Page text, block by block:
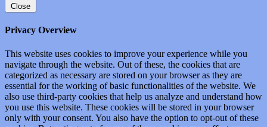
Close
Privacy Overview
This website uses cookies to improve your experience while you
navigate through the website. Out of these, the cookies that are
categorized as necessary are stored on your browser as they are
essential for the working of basic functionalities of the website. We
also use third-party cookies that help us analyze and understand how
you use this website. These cookies will be stored in your browser
only with your consent. You also have the option to opt-out of these